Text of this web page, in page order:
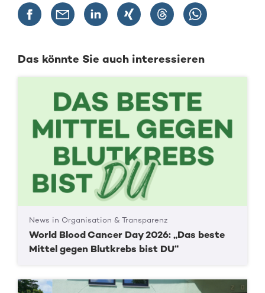
Das könnte Sie auch interessieren
News in Organisation & Transparenz
World Blood Cancer Day 2026: „Das beste
Mittel gegen Blutkrebs bist DU“